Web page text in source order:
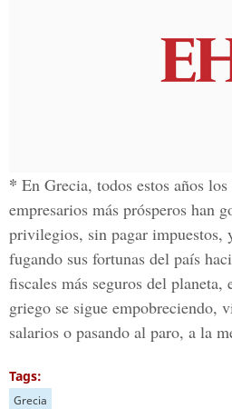
* En Grecia, todos estos años
empresarios más prósperos han
privilegios, sin pagar impuestos,
fugando sus fortunas del país
fiscales más seguros del
griego se sigue empobreciendo,
salarios o pasando al paro, a la
Tags:
Grecia